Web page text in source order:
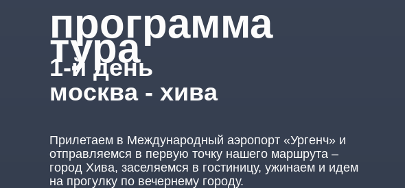
программа
тура
1-й день
Прилетаем в Международный аэропорт «Ургенч» и
отправляемся в первую точку нашего маршрута –
город Хива, заселяемся в гостиницу, ужинаем и идем
на прогулку по вечернему городу.
москва - хива